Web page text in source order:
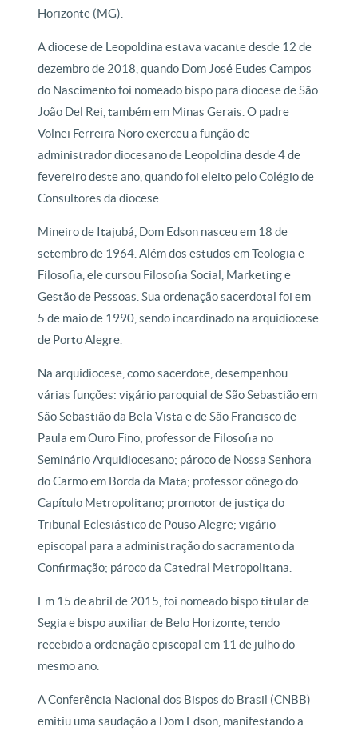
Horizonte (MG).
A diocese de Leopoldina estava vacante desde 12 de
dezembro de 2018, quando Dom José Eudes Campos
do Nascimento foi nomeado bispo para diocese de São
João Del Rei, também em Minas Gerais. O padre
Volnei Ferreira Noro exerceu a função de
administrador diocesano de Leopoldina desde 4 de
fevereiro deste ano, quando foi eleito pelo Colégio de
Consultores da diocese.
Mineiro de Itajubá, Dom Edson nasceu em 18 de
setembro de 1964. Além dos estudos em Teologia e
Filosofia, ele cursou Filosofia Social, Marketing e
Gestão de Pessoas. Sua ordenação sacerdotal foi em
5 de maio de 1990, sendo incardinado na arquidiocese
de Porto Alegre.
Na arquidiocese, como sacerdote, desempenhou
várias funções: vigário paroquial de São Sebastião em
São Sebastião da Bela Vista e de São Francisco de
Paula em Ouro Fino; professor de Filosofia no
Seminário Arquidiocesano; pároco de Nossa Senhora
do Carmo em Borda da Mata; professor cônego do
Capítulo Metropolitano; promotor de justiça do
Tribunal Eclesiástico de Pouso Alegre; vigário
episcopal para a administração do sacramento da
Confirmação; pároco da Catedral Metropolitana.
Em 15 de abril de 2015, foi nomeado bispo titular de
Segia e bispo auxiliar de Belo Horizonte, tendo
recebido a ordenação episcopal em 11 de julho do
mesmo ano.
A Conferência Nacional dos Bispos do Brasil (CNBB)
emitiu uma saudação a Dom Edson, manifestando a